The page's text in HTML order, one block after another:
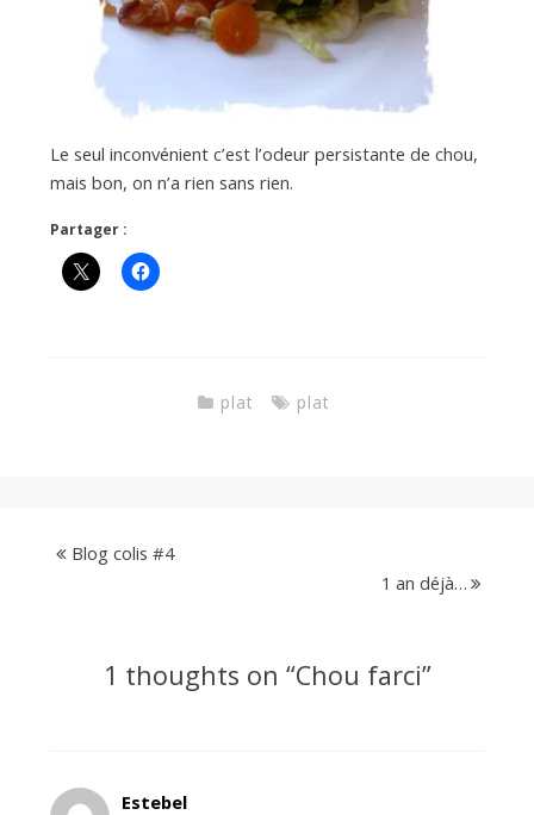
Le seul inconvénient c’est l’odeur persistante de chou,
mais bon, on n’a rien sans rien.
Partager :
plat plat
Blog colis #4
1 an déjà…
1 thoughts on “Chou farci”
Estebel